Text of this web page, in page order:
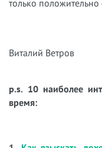
только положительно
Виталий Ветров
p.s. 10 наиболее
время: